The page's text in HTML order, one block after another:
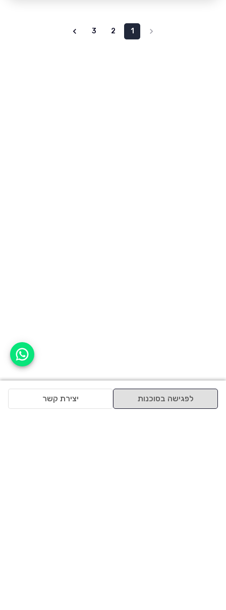
1
2
3
לפגישה בסוכנות יצירת קשר
אפשר לעזור?